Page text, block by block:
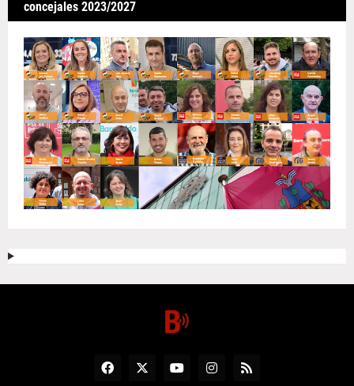
concejales 2023/2027